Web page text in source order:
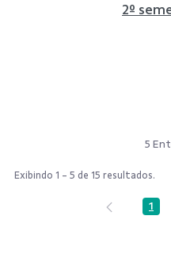
2º
5
Exibindo 1 - 5 de 15 resultados.
1